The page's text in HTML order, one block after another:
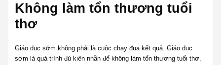
Không làm tổn thương tuổi
thơ
Giáo dục sớm không phải là cuộc chạy đua kết quả. Giáo dục
sớm là quá trình đủ kiên nhẫn để không làm tổn thương tuổi thơ.